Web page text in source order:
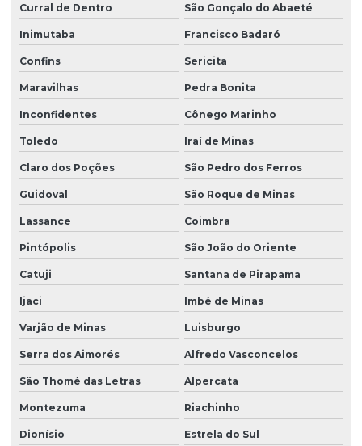
Curral de Dentro São Gonçalo do Abaeté
Inimutaba Francisco Badaró
Confins Sericita
Maravilhas Pedra Bonita
Inconfidentes Cônego Marinho
Toledo Iraí de Minas
Claro dos Poções São Pedro dos Ferros
Guidoval São Roque de Minas
Lassance Coimbra
Pintópolis São João do Oriente
Catuji Santana de Pirapama
Ijaci Imbé de Minas
Varjão de Minas Luisburgo
Serra dos Aimorés Alfredo Vasconcelos
São Thomé das Letras Alpercata
Montezuma Riachinho
Dionísio Estrela do Sul